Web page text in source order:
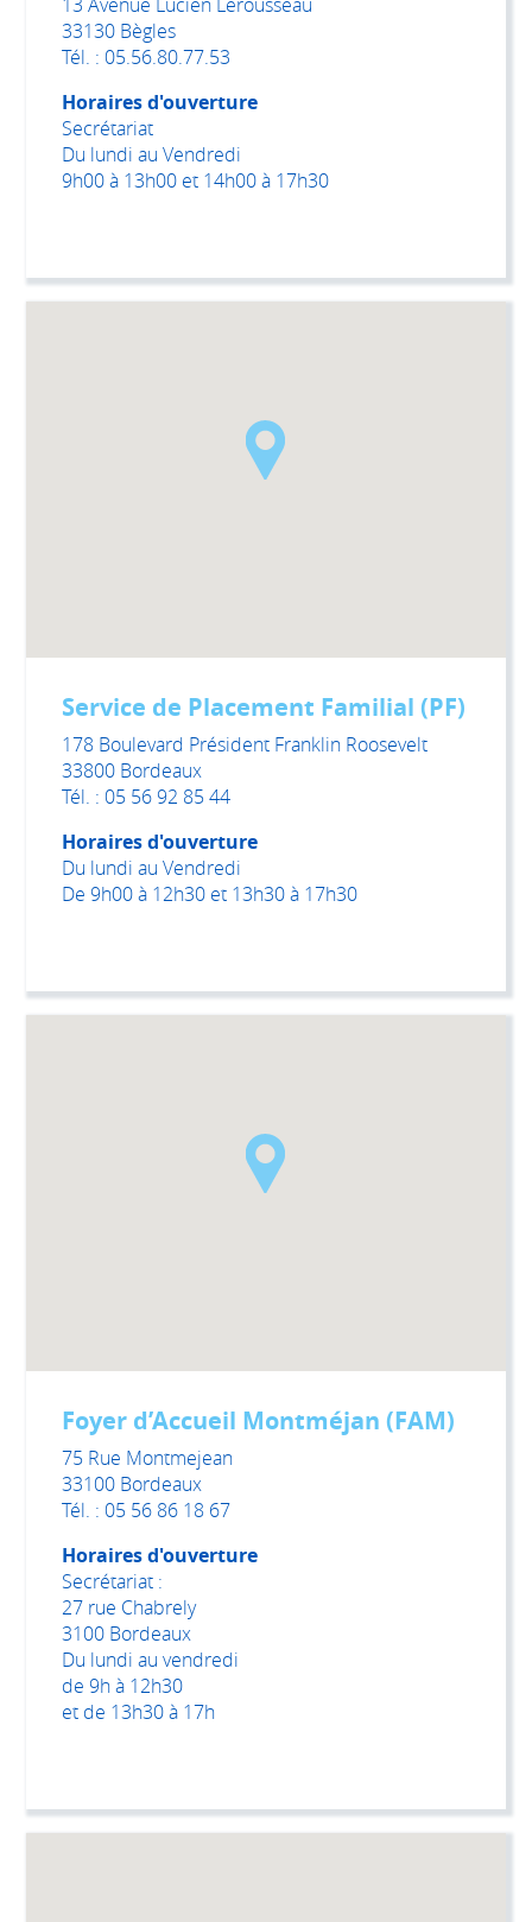
33130 Bègles
Tél. : 05.56.80.77.53
Horaires d'ouverture
Secrétariat
Du lundi au Vendredi
9h00 à 13h00 et 14h00 à 17h30
Service de Placement Familial (PF)
178 Boulevard Président Franklin Roosevelt
33800 Bordeaux
Tél. : 05 56 92 85 44
Horaires d'ouverture
Du lundi au Vendredi
De 9h00 à 12h30 et 13h30 à 17h30
Foyer d’Accueil Montméjan (FAM)
75 Rue Montmejean
33100 Bordeaux
Tél. : 05 56 86 18 67
Horaires d'ouverture
Secrétariat :
27 rue Chabrely
3100 Bordeaux
Du lundi au vendredi
de 9h à 12h30
et de 13h30 à 17h